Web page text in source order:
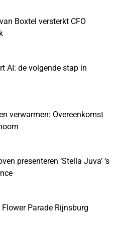
Boxtel versterkt CFO
AI: de volgende stap in
verwarmen: Overeenkomst
presenteren ‘Stella Juva’ ’s
Parade Rijnsburg